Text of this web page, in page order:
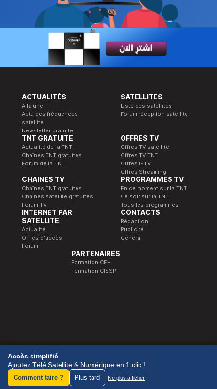
ACTUALITÉS
A la une
Actu des fréquences
satellite
Newsletter gratuite
SATELLITES
Liste des satellites
Forum réception satellite
TNT GRATUITE
Actualité de la TNT
Chaînes TNT gratuites
Forum de la TNT
OFFRES TV
Offres TV satellite
Offres TV TNT
Offres IPTV
Offres Streaming
CHAINES TV
Chaînes TNT gratuites
Chaînes satellite gratuites
Forum TV
PROGRAMMES TV
En ce moment sur la TNT
Ce soir sur la TNT
Tous les programmes
INTERNET PAR
SATELLITE
Actualité
Offres d'accès
Forum
CONTACTS
Rédaction
Publicité
Général
PARTENAIRES
Formation CEH
Formation CISSP
© 1989-2026 Télé Satellite et Numérique.
Accès simplifié
Ajoutez Télé Satellite & Numérique en 1 clic !
Comment faire ? Plus tard Ne plus afficher